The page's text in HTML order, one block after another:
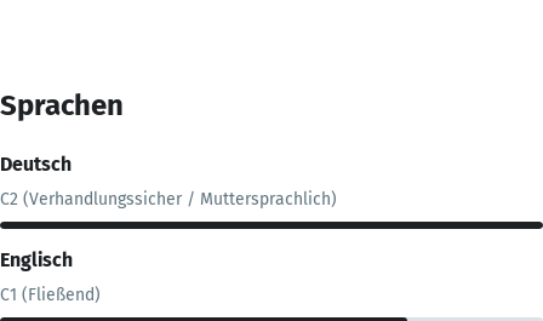
Sprachen
Deutsch
C2 (Verhandlungssicher / Muttersprachlich)
Englisch
C1 (Fließend)